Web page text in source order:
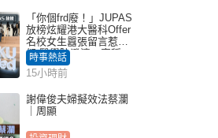
「你個frd廢！」JUPAS
放榜炫耀港大醫科Offer
名校女生囂張留言惹眾
怒 醫學院澄清：宣稱
「40.5分獲錄取」不符事
實｜Juicy叮
時事熱話
15小時前
謝偉俊夫婦擬效法蔡瀾
｜周顯